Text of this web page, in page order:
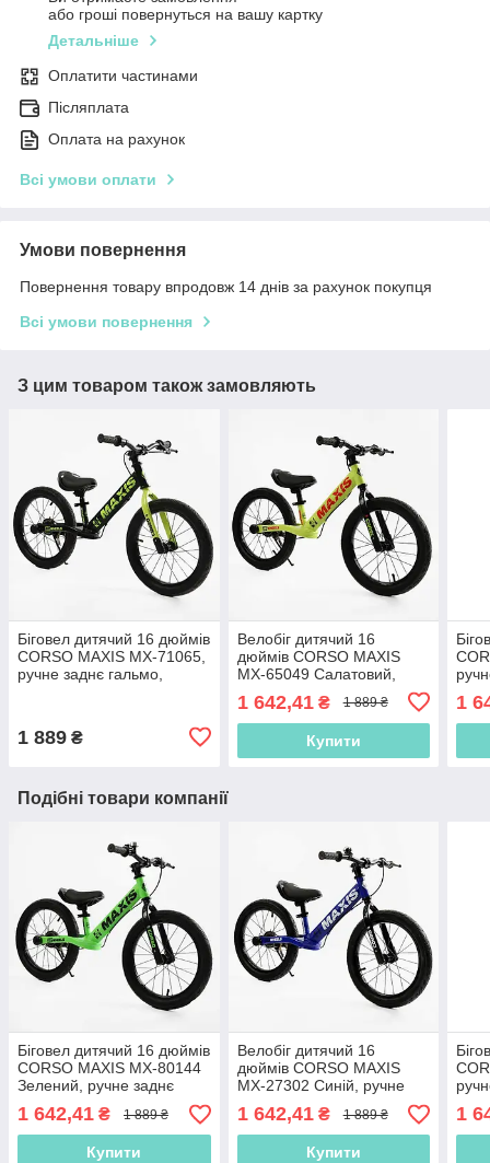
або гроші повернуться на вашу картку
Детальніше
Оплатити частинами
Післяплата
Оплата на рахунок
Всі умови оплати
Умови повернення
Повернення товару впродовж 14 днів за рахунок покупця
Всі умови повернення
З цим товаром також замовляють
Біговел дитячий 16 дюймів
CORSO MAXIS MX-71065,
ручне заднє гальмо,
1 889 ₴
Велобіг дитячий 16
дюймів CORSO MAXIS
MX-65049 Салатовий,
підніжка, дзвінок, біговел
1 642,41₴ 1 889 ₴
Купити
1
Подібні товари компанії
Біговел дитячий 16 дюймів
CORSO MAXIS MX-80144
Зелений, ручне заднє
гальмо, підніжка, дзвінок,
велобіг
1 642,41 ₴ 1 889 ₴
Купити
Велобіг дитячий 16
дюймів CORSO MAXIS
MX-27302 Синій, ручне
заднє гальмо, підніжка,
дзвінок, біговел
1 642,41₴ 1 889 ₴
Купити
1